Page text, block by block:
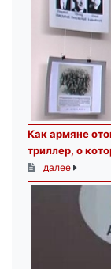
Как армяне
триллер, о
далее